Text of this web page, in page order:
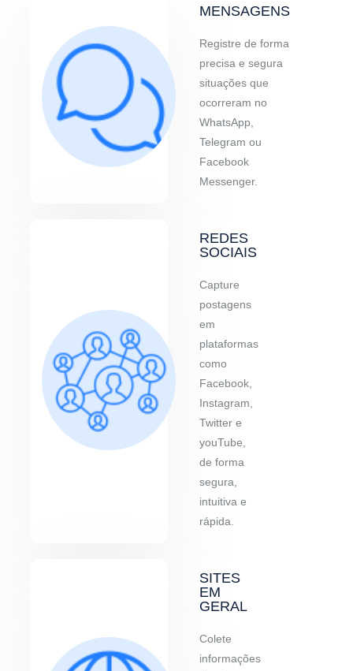
MENSAGENS
Registre de forma
precisa e segura
situações que
ocorreram no
WhatsApp,
Telegram ou
Facebook
Messenger.
REDES
SOCIAIS
Capture
postagens
em
plataformas
como
Facebook,
Instagram,
Twitter e
youTube,
de forma
segura,
intuitiva e
rápida.
SITES
EM
GERAL
Colete
informações